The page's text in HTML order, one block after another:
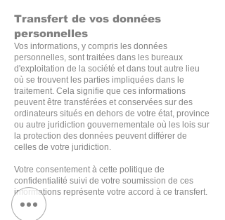
Transfert de vos données
personnelles
Vos informations, y compris les données
personnelles, sont traitées dans les bureaux
d'exploitation de la société et dans tout autre lieu
où se trouvent les parties impliquées dans le
traitement. Cela signifie que ces informations
peuvent être transférées et conservées sur des
ordinateurs situés en dehors de votre état, province
ou autre juridiction gouvernementale où les lois sur
la protection des données peuvent différer de
celles de votre juridiction.
Votre consentement à cette politique de
confidentialité suivi de votre soumission de ces
informations représente votre accord à ce transfert.